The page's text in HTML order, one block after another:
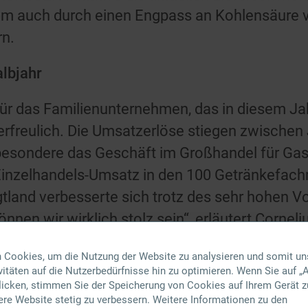
auch durch einen Engpass an Kohlensäure
das Familienunternehmen, das in diesem
Die Umsatzerlöse stiegen zwischen
das Geschäft im Großhandel für
Umsatz in den 100
verbesserte sich trotz des sehr hohen
wir wirklich stolz sein“, erläutert
Strategie, insbesondere auf regionale
die SAGASSER-Unternehmensgruppe auf
Cookies, um die Nutzung der Website zu analysieren und somit
auf die Nutzerbedürfnisse hin zu optimieren. Wenn Sie auf
stimmen Sie der Speicherung von Cookies auf Ihrem Gerät
Website stetig zu verbessern. Weitere Informationen zu den